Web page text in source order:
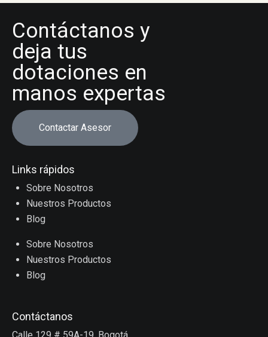
Contáctanos y
deja tus
dotaciones en
manos expertas
Contactar Asesor
Links rápidos
Sobre Nosotros
Nuestros Productos
Blog
Sobre Nosotros
Nuestros Productos
Blog
Contáctanos